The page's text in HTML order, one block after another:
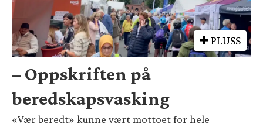
PLUSS
– Oppskriften på
beredskapsvasking
«Vær beredt» kunne vært mottoet for hele